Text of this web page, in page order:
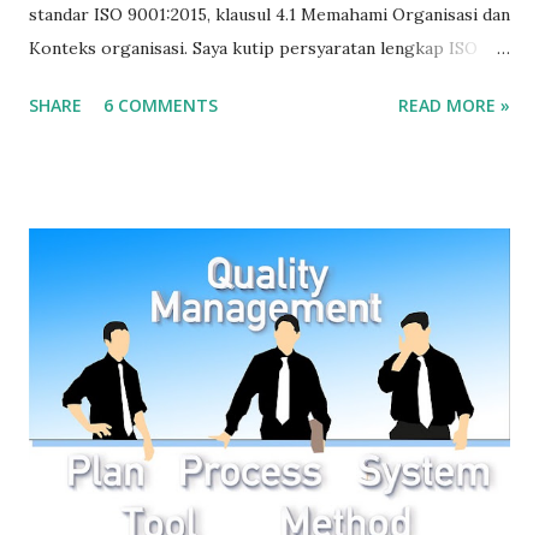
standar ISO 9001:2015, klausul 4.1 Memahami Organisasi dan
Konteks organisasi. Saya kutip persyaratan lengkap ISO
Memahami organisasi dan konteksnya Organisasi harus
meninjau informasi tentang isu internal dan eksternal.
Sumber: SNI ISO 9001:2015
SHARE 6 COMMENTS READ MORE »